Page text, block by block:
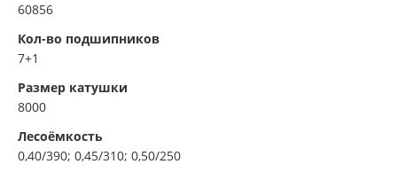
60856
Кол-во подшипников
7+1
Размер катушки
8000
Лесоёмкость
0,40/390; 0,45/310; 0,50/250